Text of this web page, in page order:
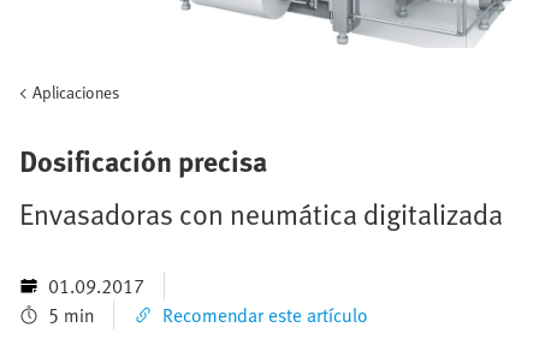
Aplicaciones
Dosificación precisa
Envasadoras con neumática digitalizada
01.09.2017
5 min
Recomendar este artículo